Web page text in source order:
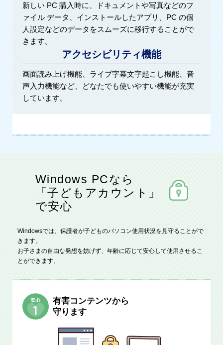
新しい PC 購入時に、ドキュメントや写真などのフ
ァイル データ、インストールしたアプリ、PC の個
人設定などのデータをスムーズに移行することがで
きます。
アクセシビリティ機能
画面読み上げ機能、ライブ字幕文字起こし機能、音
声入力機能など、どなたでも使いやすい機能が充実
しています。
Windows PCなら
「子どもアカウント」
で安心
Windowsでは、保護者が子どものパソコン使用状況を見守ることがで
きます。
お子さまの自由な発想を妨げず、年齢に応じて安心して使用させるこ
とができます。
有害コンテンツから
守ります